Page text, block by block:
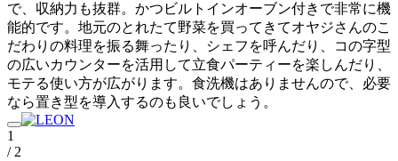
で、収納力も抜群。かつビルトインオーブン付きで非常に機
能的です。地元のとれたて野菜を買ってきてオヤジさんのこ
だわりの料理を振る舞ったり、シェフを呼んだり、コの字型
の広いカウンターを活用して立食パーティーを楽しんだり、
モテる使い方が広がります。食洗機はありませんので、必要
なら置き型を導入するのも良いでしょう。
1
/ 2